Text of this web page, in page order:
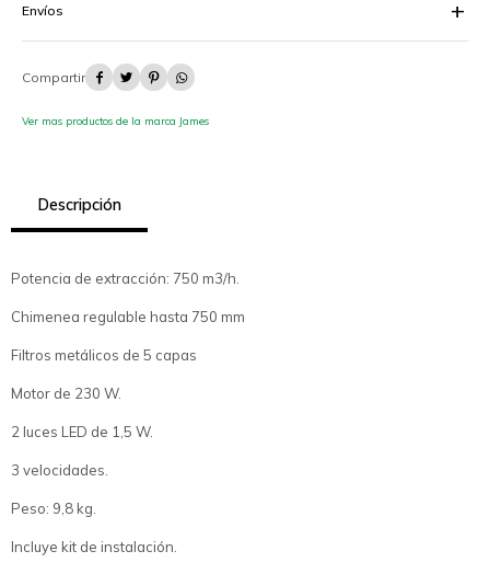
Envíos
   
Ver mas productos de la marca James
Descripción
Potencia de extracción: 750 m3/h.
Chimenea regulable hasta 750 mm
Filtros metálicos de 5 capas
Motor de 230 W.
2 luces LED de 1,5 W.
3 velocidades.
Peso: 9,8 kg.
Incluye kit de instalación.